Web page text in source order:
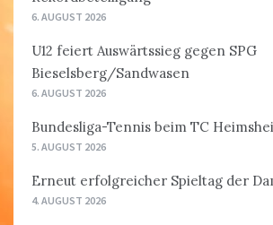
6. AUGUST 2026
U12 feiert Auswärtssieg gegen SPG
Bieselsberg/Sandwasen
6. AUGUST 2026
Bundesliga-Tennis beim TC
5. AUGUST 2026
Erneut erfolgreicher Spieltag der
4. AUGUST 2026